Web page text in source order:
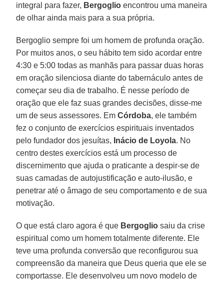
integral para fazer, Bergoglio encontrou uma maneira
de olhar ainda mais para a sua própria.
Bergoglio sempre foi um homem de profunda oração.
Por muitos anos, o seu hábito tem sido acordar entre
4:30 e 5:00 todas as manhãs para passar duas horas
em oração silenciosa diante do tabernáculo antes de
começar seu dia de trabalho. É nesse período de
oração que ele faz suas grandes decisões, disse-me
um de seus assessores. EmCórdoba, ele também
fez o conjunto de exercícios espirituais inventados
pelo fundador dos jesuítas, Inácio de Loyola. No
centro destes exercícios está um processo de
discernimento que ajuda o praticante a despir-se de
suas camadas de autojustificação e auto-ilusão, e
penetrar até o âmago de seu comportamento e de sua
motivação.
O que está claro agora é que Bergoglio saiu da crise
espiritual como um homem totalmente diferente. Ele
teve uma profunda conversão que reconfigurou sua
compreensão da maneira que Deus queria que ele se
comportasse. Ele desenvolveu um novo modelo de